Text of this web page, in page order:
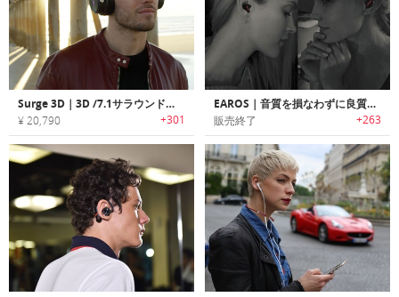
Surge 3D｜3D /7.1サラウンドサウンドを提供するワイヤレスHi-Fiヘッドホン「サージ3D」
¥ 20,790 +301
EAROS｜音質を損なわずに良質なサウンドを提供するインイヤープロテクター「イヤロス」
販売終了 +263